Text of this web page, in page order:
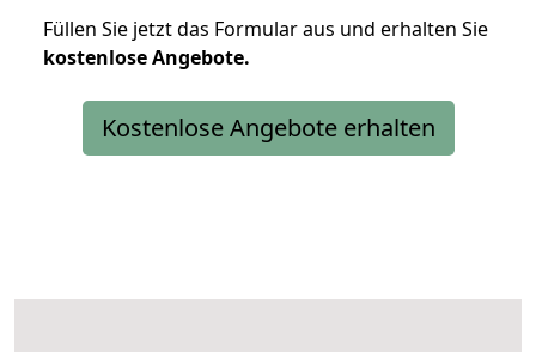
Füllen Sie jetzt das Formular aus und erhalten Sie
kostenloseAngebote.
Kostenlose Angebote erhalten